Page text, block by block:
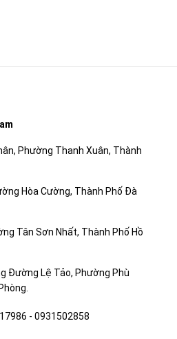
Phường Thanh Xuân, Thành
Hòa Cường, Thành Phố Đà
Tân Sơn Nhất, Thành Phố Hồ
Đường Lệ Tảo, Phường Phù
- 0931502858